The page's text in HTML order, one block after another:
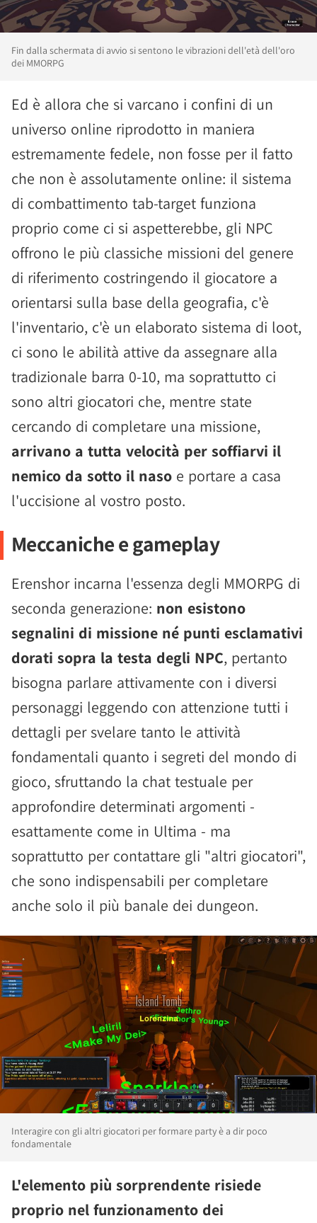
Fin dalla schermata di avvio si sentono le vibrazioni dell'età dell'oro
dei MMORPG
Ed è allora che si varcano i confini di un
universo online riprodotto in maniera
estremamente fedele, non fosse per il fatto
che non è assolutamente online: il sistema
di combattimento tab-target funziona
proprio come ci si aspetterebbe, gli NPC
offrono le più classiche missioni del genere
di riferimento costringendo il giocatore a
orientarsi sulla base della geografia, c'è
l'inventario, c'è un elaborato sistema di loot,
ci sono le abilità attive da assegnare alla
tradizionale barra 0-10, ma soprattutto ci
sono altri giocatori che, mentre state
cercando di completare una missione,
arrivano a tutta velocità per soffiarvi il
nemico da sotto il naso e portare a casa
l'uccisione al vostro posto.
Meccaniche e gameplay
Erenshor incarna l'essenza degli MMORPG di
seconda generazione: non esistono
segnalini di missione né punti esclamativi
dorati sopra la testa degli NPC, pertanto
bisogna parlare attivamente con i diversi
personaggi leggendo con attenzione tutti i
dettagli per svelare tanto le attività
fondamentali quanto i segreti del mondo di
gioco, sfruttando la chat testuale per
approfondire determinati argomenti -
esattamente come in Ultima - ma
soprattutto per contattare gli "altri giocatori",
che sono indispensabili per completare
anche solo il più banale dei dungeon.
Interagire con gli altri giocatori per formare party è a dir poco
fondamentale
L'elemento più sorprendente risiede
proprio nel funzionamento dei